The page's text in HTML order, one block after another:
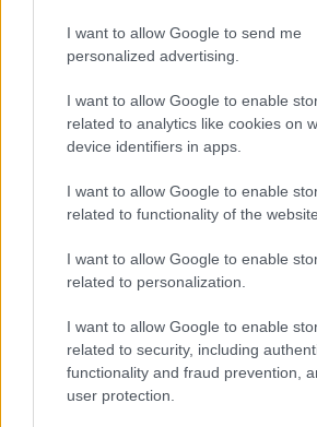
I want to allow Google to send me
personalized advertising.
I want to allow Google to enable
related to analytics like cookies on
device identifiers in apps.
I want to allow Google to enable
related to functionality of the
I want to allow Google to enable
related to personalization.
I want to allow Google to enable
related to security, including
functionality and fraud prevention,
user protection.
receptem:
Hozzávalók :
1 l kékfrankos/merlot
Alkonyat, Tóth Ferenc, Egri
4-5 ek barna cukor
1/4 citrom
1/4 narancs
1 cl vanília aroma